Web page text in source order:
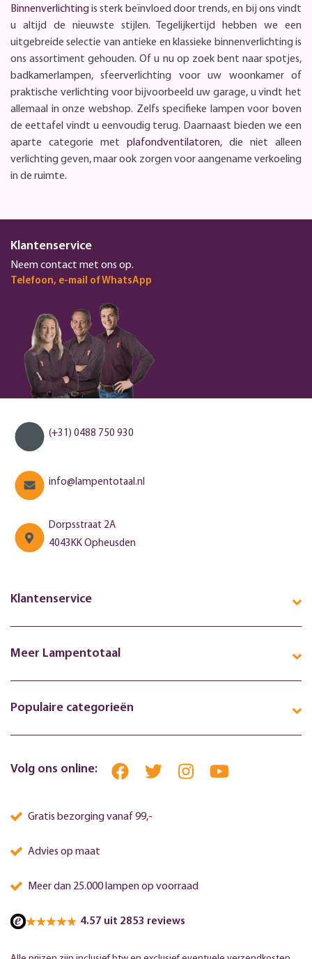
Binnenverlichtingis sterk beïnvloed door trends, en bij ons vindt
u altijd de nieuwste stijlen. Tegelijkertijd hebben we een
uitgebreide selectie van antieke en klassieke binnenverlichting is
ons assortiment gehouden. Of u nu op zoek bent naar spotjes,
badkamerlampen, sfeerverlichting voor uw woonkamer of
praktische verlichting voor bijvoorbeeld uw garage, u vindt het
allemaal in onze webshop. Zelfs specifieke lampen voor boven
de eettafel vindt u eenvoudig terug. Daarnaast bieden we een
aparte categorie met plafondventilatoren, die niet alleen
verlichting geven, maar ook zorgen voor aangename verkoeling
in de ruimte.
Klantenservice
Neem contact met ons op.
Telefoon, e-mail of WhatsApp
(+31) 0488 750 930
info@lampentotaal.nl
Dorpsstraat 2A
4043KK Opheusden
Klantenservice
Meer Lampentotaal
Populaire categorieën
Volg ons online:
Gratis bezorging vanaf 99,-
Advies op maat
Meer dan 25.000 lampen op voorraad
4.57 uit 2853 reviews